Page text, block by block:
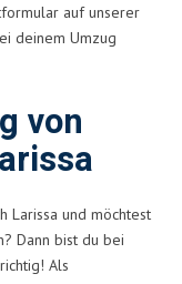
auf unserer
deinem Umzug
von
Larissa und möchtest
Dann bist du bei
Als